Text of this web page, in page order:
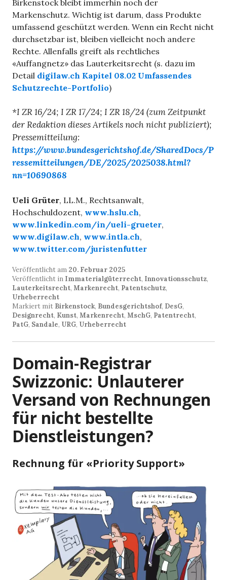
Birkenstock bleibt immerhin noch der
Markenschutz. Wichtig ist darum, dass Produkte
umfassend geschützt werden. Wenn ein Recht nicht
durchsetzbar ist, bleiben vielleicht noch andere
Rechte. Allenfalls greift als rechtliches
«Auffangnetz» das Lauterkeitsrecht (s. dazu im
Detail digilaw.ch Kapitel 08.02 Umfassendes
Schutzrechte-Portfolio)
*I ZR 16/24; I ZR 17/24; I ZR 18/24 (zum Zeitpunkt
der Redaktion dieses Artikels noch nicht publiziert);
Pressemitteilung:
https://www.bundesgerichtshof.de/SharedDocs/P
ressemitteilungen/DE/2025/2025038.html?
nn=10690868
Ueli Grüter, LL.M., Rechtsanwalt,
Hochschuldozent, www.hslu.ch,
www.linkedin.com/in/ueli-grueter,
www.digilaw.ch, www.intla.ch,
www.twitter.com/juristenfutter
Veröffentlicht am 20. Februar 2025
Veröffentlicht in Immaterialgüterrecht, Innovationsschutz,
Lauterkeitsrecht, Markenrecht, Patentschutz,
Urheberrecht
Markiert mit Birkenstock, Bundesgerichtshof, DesG,
Designrecht, Kunst, Markenrecht, MschG, Patentrecht,
PatG, Sandale, URG, Urheberrecht
Domain-Registrar
Swizzonic: Unlauterer
Versand von Rechnungen
für nicht bestellte
Dienstleistungen?
Rechnung für «Priority Support»